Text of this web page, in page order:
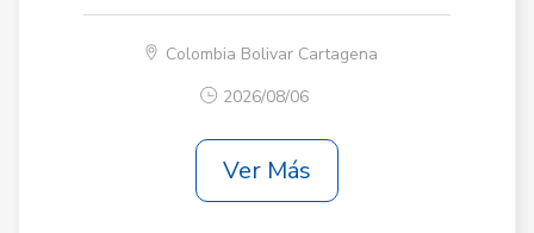
Colombia Bolivar Cartagena
2026/08/06
Ver Más